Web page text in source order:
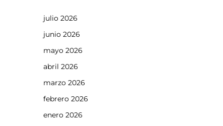
julio 2026
junio 2026
mayo 2026
abril 2026
marzo 2026
febrero 2026
enero 2026